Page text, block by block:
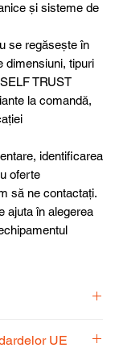
și sisteme de
se regăsește în
dimensiuni, tipuri
TRUST
la comandă,
identificarea
oferte
să ne contactați.
ajuta în alegerea
produsul
UE